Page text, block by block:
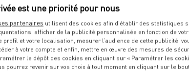
boucherie !
partenaires utilisent des cookies afin d’établir des statistiques
afficher de la publicité personnalisée en fonction de
profil et votre localisation, mesurer l’audience de cette publicité,
à votre compte et enfin, mettre en œuvre des mesures de
le dépôt des cookies en cliquant sur « Paramétrer les
pourrez revenir sur vos choix à tout moment en cliquant sur le